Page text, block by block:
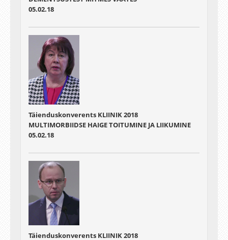
05.02.18
Täienduskonverents KLIINIK 2018
MULTIMORBIIDSE HAIGE TOITUMINE JA LIIKUMINE
05.02.18
Täienduskonverents KLIINIK 2018